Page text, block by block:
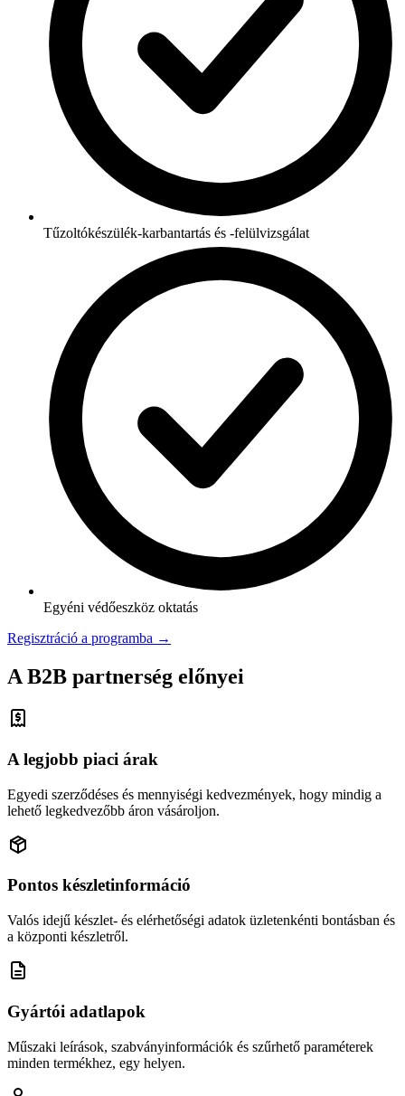
Tűzoltókészülék-karbantartás és -felülvizsgálat
Egyéni védőeszköz oktatás
Regisztráció a programba →
A B2B partnerség előnyei
A legjobb piaci árak
Egyedi szerződéses és mennyiségi kedvezmények, hogy mindig a
lehető legkedvezőbb áron vásároljon.
Pontos készletinformáció
Valós idejű készlet- és elérhetőségi adatok üzletenkénti bontásban és
a központi készletről.
Gyártói adatlapok
Műszaki leírások, szabványinformációk és szűrhető paraméterek
minden termékhez, egy helyen.